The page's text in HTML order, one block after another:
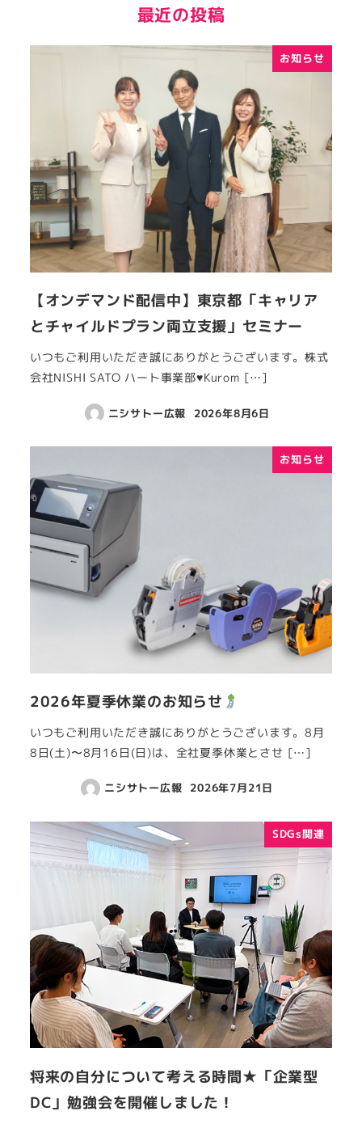
最近の投稿
お知らせ
【オンデマンド配信中】東京都「キャリア
とチャイルドプラン両立支援」セミナー
いつもご利用いただき誠にありがとうございます。株式
会社NISHI SATO ハート事業部♥Kurom […]
ニシサトー広報 2026年8月6日
お知らせ
2026年夏季休業のお知らせ
いつもご利用いただき誠にありがとうございます。8月
8日(土)〜8月16日(日)は、全社夏季休業とさせ […]
ニシサトー広報 2026年7月21日
SDGs関連
将来の自分について考える時間★「企業型
DC」勉強会を開催しました！